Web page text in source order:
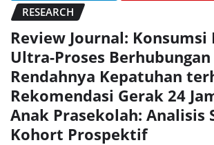
RESEARCH
Review Journal: Konsumsi
Ultra-Proses Berhubungan
Rendahnya Kepatuhan
Rekomendasi Gerak 24
Anak Prasekolah: Analisis
Kohort Prospektif